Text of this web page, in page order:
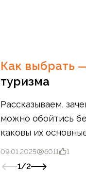
Как выбрать
туризма
Рассказываем,
можно обойтись
каковы их
для туризма.
09.01.2025 6011 1
1/2